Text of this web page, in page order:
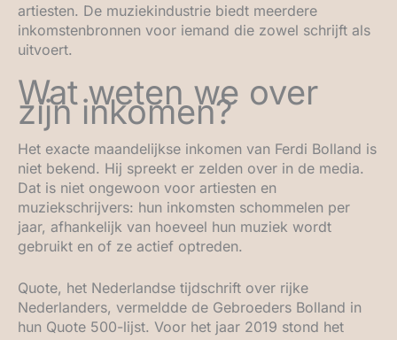
artiesten. De muziekindustrie biedt meerdere
inkomstenbronnen voor iemand die zowel schrijft als
uitvoert.
Wat weten we over
zijn inkomen?
Het exacte maandelijkse inkomen van Ferdi Bolland is
niet bekend. Hij spreekt er zelden over in de media.
Dat is niet ongewoon voor artiesten en
muziekschrijvers: hun inkomsten schommelen per
jaar, afhankelijk van hoeveel hun muziek wordt
gebruikt en of ze actief optreden.
Quote, het Nederlandse tijdschrift over rijke
Nederlanders, vermeldde de Gebroeders Bolland in
hun Quote 500-lijst. Voor het jaar 2019 stond het